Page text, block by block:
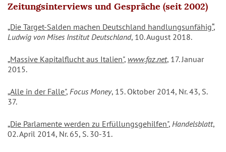
Zeitungsinterviews und Gespräche (seit 2002)
„Die Target-Salden machen Deutschland handlungsunfähig“,
Ludwig von Mises Institut Deutschland, 10. August 2018.
„Massive Kapitalflucht aus Italien", www.faz.net, 17. Januar
2015.
„Alle in der Falle", Focus Money, 15. Oktober 2014, Nr. 43, S.
37.
„Die Parlamente werden zu Erfüllungsgehilfen", Handelsblatt,
02. April 2014, Nr. 65, S. 30-31.